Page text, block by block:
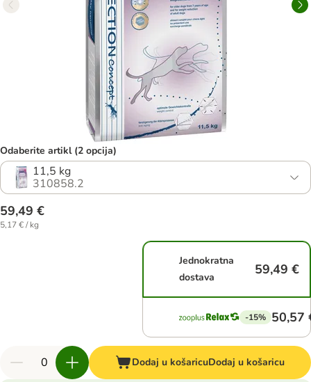
Odaberite artikl (2 opcija)
11,5 kg
310858.2
59,49 €
5,17 € / kg
Jednokratna
dostava
59,49 €
-15% 50,57
Dodaj u košaricuDodaj u košaricu